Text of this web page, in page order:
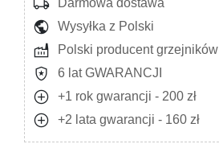
Darmowa dostawa
public Wysyłka z Polski
factory Polski producent grzejników
local_police 6 lat GWARANCJI
add_circle +1 rok gwarancji - 200 zł
add_circle +2 lata gwarancji - 160 zł